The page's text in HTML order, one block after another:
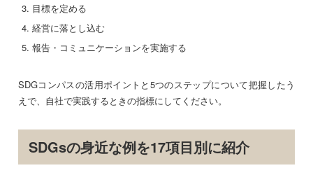
目標を定める
経営に落とし込む
報告・コミュニケーションを実施する
SDGコンパスの活用ポイントと5つのステップについて把握したう
えで、自社で実践するときの指標にしてください。
SDGsの身近な例を17項目別に紹介